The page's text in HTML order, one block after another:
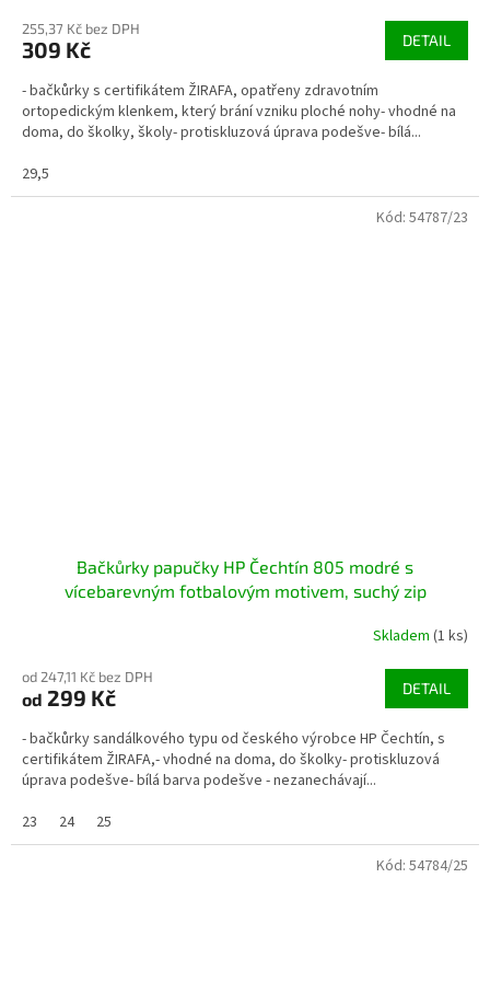
255,37 Kč bez DPH
309 Kč DETAIL
- bačkůrky s certifikátem ŽIRAFA, opatřeny zdravotním
ortopedickým klenkem, který brání vzniku ploché nohy- vhodné na
doma, do školky, školy- protiskluzová úprava podešve- bílá...
29,5
Bačkůrky papučky HP Čechtín 805 modré s
vícebarevným fotbalovým motivem, suchý zip
Skladem (1 ks)
od 247,11 Kč bez DPH
od 299 Kč DETAIL
- bačkůrky sandálkového typu od českého výrobce HP Čechtín, s
certifikátem ŽIRAFA,- vhodné na doma, do školky- protiskluzová
úprava podešve- bílá barva podešve - nezanechávají...
23
24 25
Kód: 54787/23
Kód: 54784/25